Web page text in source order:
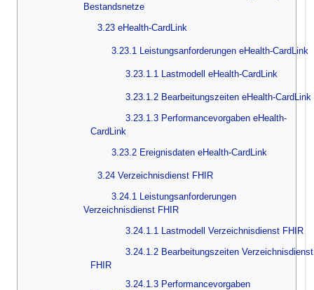
Bestandsnetze
3.23 eHealth-CardLink
3.23.1 Leistungsanforderungen eHealth-CardLink
3.23.1.1 Lastmodell eHealth-CardLink
3.23.1.2 Bearbeitungszeiten eHealth-CardLink
3.23.1.3 Performancevorgaben eHealth-
CardLink
3.23.2 Ereignisdaten eHealth-CardLink
3.24 Verzeichnisdienst FHIR
3.24.1 Leistungsanforderungen
Verzeichnisdienst FHIR
3.24.1.1 Lastmodell Verzeichnisdienst FHIR
3.24.1.2 Bearbeitungszeiten Verzeichnisdienst
FHIR
3.24.1.3 Performancevorgaben